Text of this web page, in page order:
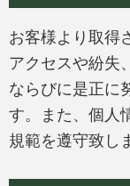
お客様より取得
アクセスや紛失
ならびに是正に
す。また、個人
規範を遵守致し